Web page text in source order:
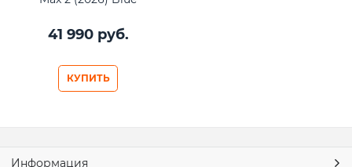
41 990 руб.
КУПИТЬ
Информация